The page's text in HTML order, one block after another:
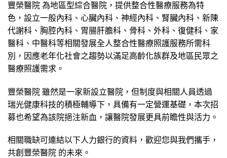
豐榮醫院 為地區型綜合醫院，提供整合性醫療服務為特
色，設立一般內科、心臟內科、神經內科、腎臟內科、新陳
代謝科、胸腔內科、胃腸肝膽科、骨科、外科、復健科、家
醫科、中醫科等相關發展全人整合性醫療照護服務所需科
別，因應老年化社會之趨勢以滿足高齡化族群及地區民眾之
醫療照護需求。
豐榮醫院 雖然是一家新設立醫院，但制度與相關人員透過
瑞光健康科技的積極輔導下，具備有一定營運基礎，本次招
募也希望為該院挹注新血，讓醫院發展更具前瞻性與活力。
相關職缺可連結以下人力銀行的資料，歡迎您與我們攜手，
共創豐榮醫院 的未來。